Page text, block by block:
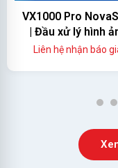
VX1000 Pro
| Đầu xử lý hình
màn hình led
Liên hệ nhận báo
1 2